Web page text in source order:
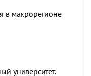
в макрорегионе
университет.